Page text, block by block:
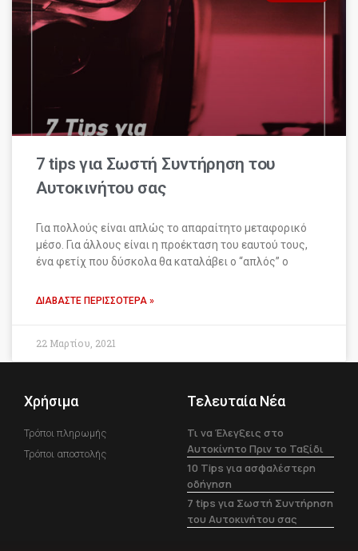
7 tips για Σωστή Συντήρηση του
Αυτοκινήτου σας
Για πολλούς είναι απλώς το απαραίτητο μεταφορικό
μέσο. Για άλλους είναι η προέκταση του εαυτού τους,
ένα φετίχ που δύσκολα θα καταλάβει ο “απλός” ο
ΔΙΑΒΆΣΤΕ ΠΕΡΙΣΣΌΤΕΡΑ »
22 Μαρτίου, 2021
Χρήσιμα
Τρόποι πληρωμής
Τρόποι αποστολής
Τελευταία Νέα
Τι να Έλεγξεις στο
Αυτοκίνητο Πριν το Ταξίδι
10 Tips για ασφαλέστερη
οδήγηση
7 tips για Σωστή Συντήρηση
του Αυτοκινήτου σας